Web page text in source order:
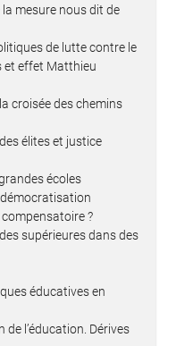
la mesure nous dit de
de lutte contre le
et effet Matthieu
croisée des chemins
élites et justice
écoles
?
supérieures dans des
éducatives en
l’éducation. Dérives